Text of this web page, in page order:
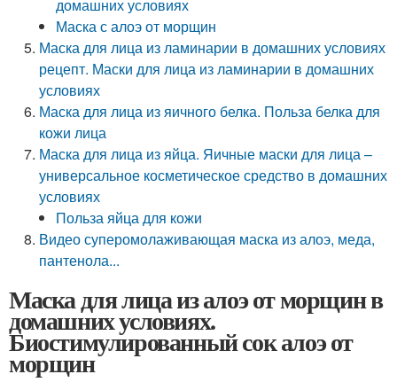
домашних условиях
Маска с алоэ от морщин
Маска для лица из ламинарии в домашних условиях
рецепт. Маски для лица из ламинарии в домашних
условиях
Маска для лица из яичного белка. Польза белка для
кожи лица
Маска для лица из яйца. Яичные маски для лица –
универсальное косметическое средство в домашних
условиях
Польза яйца для кожи
Видео суперомолаживающая маска из алоэ, меда,
пантенола...
Маска для лица из алоэ от морщин в
домашних условиях.
Биостимулированный сок алоэ от
морщин